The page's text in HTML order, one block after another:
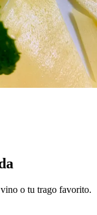
o tu trago favorito.